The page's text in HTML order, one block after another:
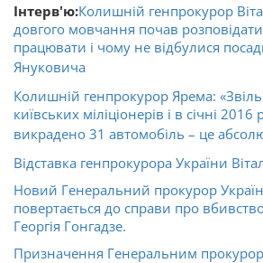
Інтерв'ю:Колишній генпрокурор
довгого мовчання почав
працювати і чому не відбулися
Януковича
Колишній генпрокурор Ярема:
київських міліціонерів і в січні 2016
викрадено 31 автомобіль – це
Відставка генпрокурора України
Новий Генеральний прокурор
повертається до справи про
Георгія Гонгадзе.
Призначення Генеральним